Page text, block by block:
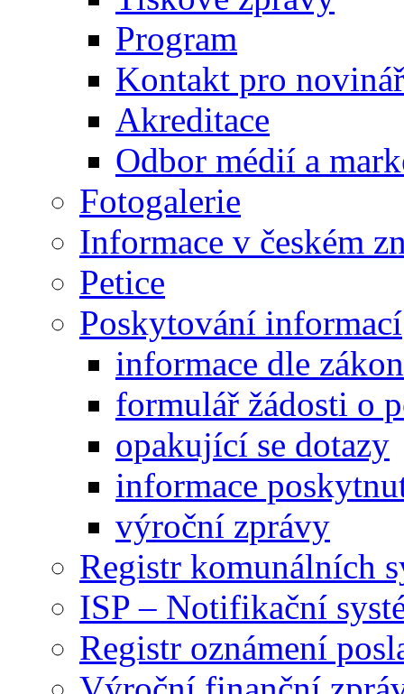
Program
Kontakt pro
Akreditace
Odbor médií a
Fotogalerie
Informace v českém
Petice
Poskytování informací
informace dle
formulář žádosti o
opakující se dotazy
informace
výroční zprávy
Registr komunálních
ISP – Notifikační
Registr oznámení